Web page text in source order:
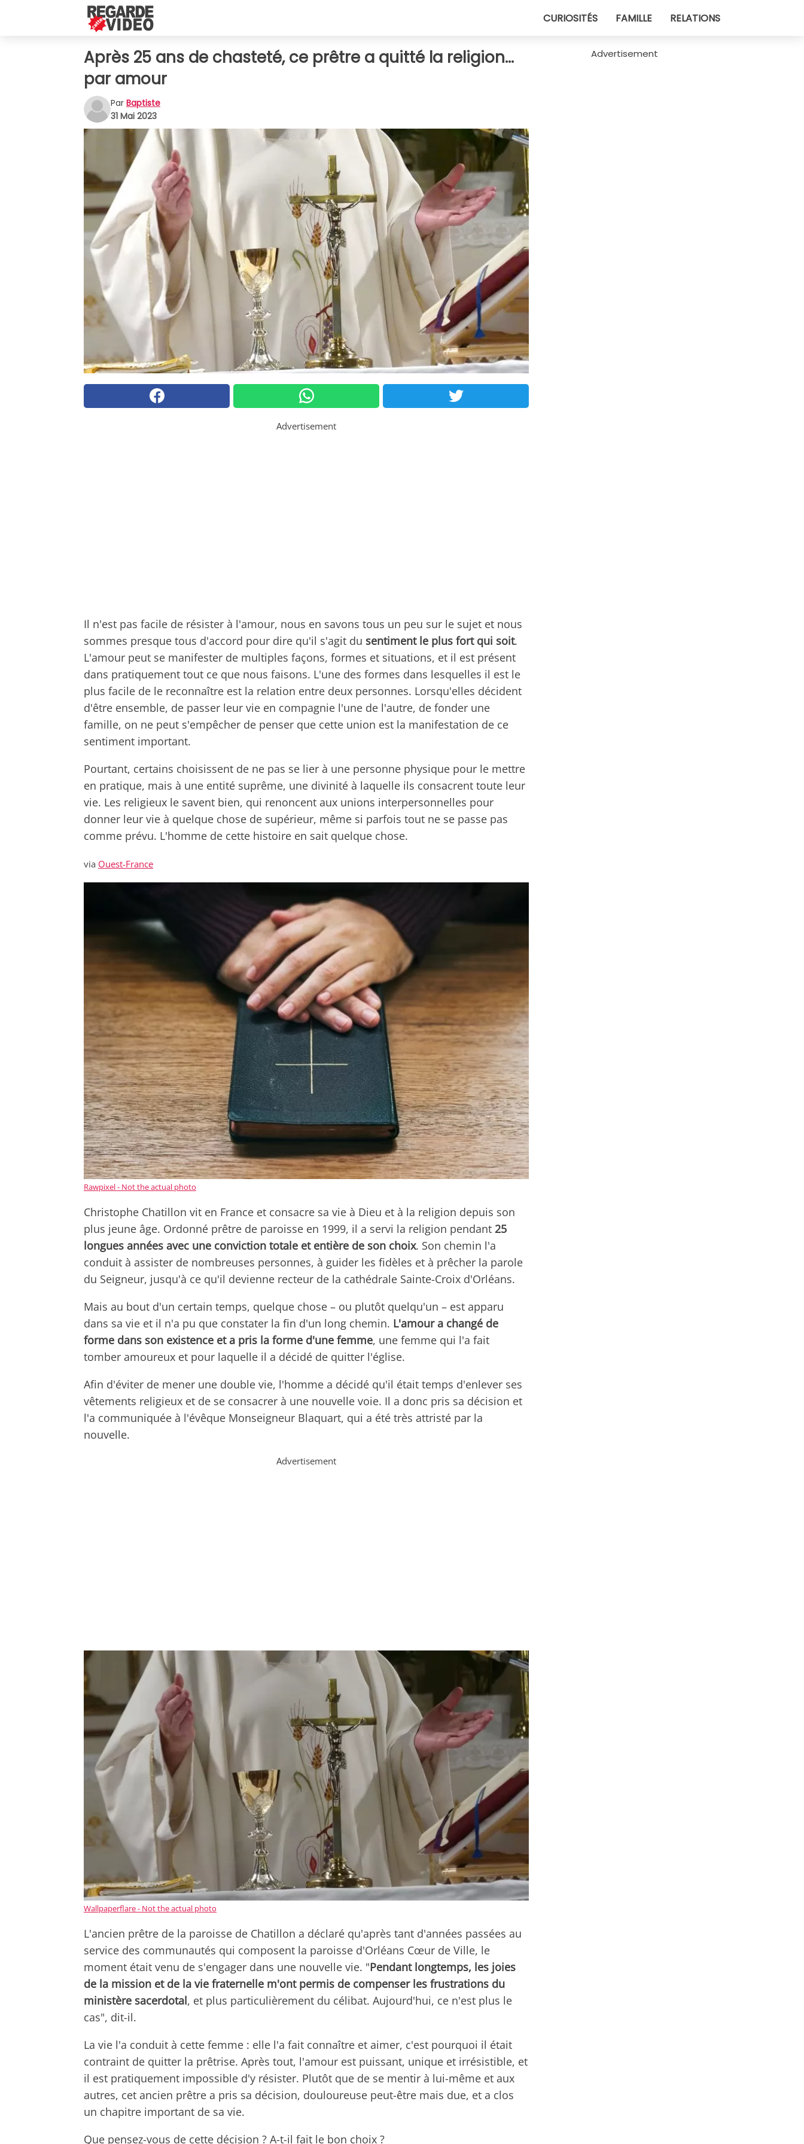
CURIOSITÉS FAMILLE RELATIONS
Après 25 ans de chasteté, ce prêtre a quitté la religion...
par amour
Par Baptiste
31 Mai 2023
Advertisement
Il n'est pas facile de résister à l'amour, nous en savons tous un peu sur le sujet et nous
sommes presque tous d'accord pour dire qu'il s'agit du sentiment le plus fort qui soit.
L'amour peut se manifester de multiples façons, formes et situations, et il est présent
dans pratiquement tout ce que nous faisons. L'une des formes dans lesquelles il est le
plus facile de le reconnaître est la relation entre deux personnes. Lorsqu'elles décident
d'être ensemble, de passer leur vie en compagnie l'une de l'autre, de fonder une
famille, on ne peut s'empêcher de penser que cette union est la manifestation de ce
sentiment important.
Pourtant, certains choisissent de ne pas se lier à une personne physique pour le mettre
en pratique, mais à une entité suprême, une divinité à laquelle ils consacrent toute leur
vie. Les religieux le savent bien, qui renoncent aux unions interpersonnelles pour
donner leur vie à quelque chose de supérieur, même si parfois tout ne se passe pas
comme prévu. L'homme de cette histoire en sait quelque chose.
via Ouest-France
Rawpixel - Not the actual photo
Christophe Chatillon vit en France et consacre sa vie à Dieu et à la religion depuis son
plus jeune âge. Ordonné prêtre de paroisse en 1999, il a servi la religion pendant 25
longues années avec une conviction totale et entière de son choix. Son chemin l'a
conduit à assister de nombreuses personnes, à guider les fidèles et à prêcher la parole
du Seigneur, jusqu'à ce qu'il devienne recteur de la cathédrale Sainte-Croix d'Orléans.
Mais au bout d'un certain temps, quelque chose – ou plutôt quelqu'un – est apparu
dans sa vie et il n'a pu que constater la fin d'un long chemin. L'amour a changé de
forme dans son existence et a pris la forme d'une femme, une femme qui l'a fait
tomber amoureux et pour laquelle il a décidé de quitter l'église.
Afin d'éviter de mener une double vie, l'homme a décidé qu'il était temps d'enlever ses
vêtements religieux et de se consacrer à une nouvelle voie. Il a donc pris sa décision et
l'a communiquée à l'évêque Monseigneur Blaquart, qui a été très attristé par la
nouvelle.
Advertisement
Wallpaperflare - Not the actual photo
L'ancien prêtre de la paroisse de Chatillon a déclaré qu'après tant d'années passées au
service des communautés qui composent la paroisse d'Orléans Cœur de Ville, le
moment était venu de s'engager dans une nouvelle vie. "Pendant longtemps, les joies
de la mission et de la vie fraternelle m'ont permis de compenser les frustrations du
ministère sacerdotal, et plus particulièrement du célibat. Aujourd'hui, ce n'est plus le
cas", dit-il.
La vie l'a conduit à cette femme : elle l'a fait connaître et aimer, c'est pourquoi il était
contraint de quitter la prêtrise. Après tout, l'amour est puissant, unique et irrésistible, et
il est pratiquement impossible d'y résister. Plutôt que de se mentir à lui-même et aux
autres, cet ancien prêtre a pris sa décision, douloureuse peut-être mais due, et a clos
un chapitre important de sa vie.
Que pensez-vous de cette décision ? A-t-il fait le bon choix ?
Advertisement